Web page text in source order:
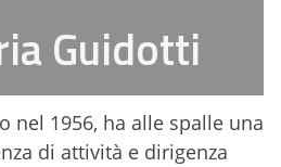
Guidotti
nel 1956, ha alle spalle una
di attività e dirigenza